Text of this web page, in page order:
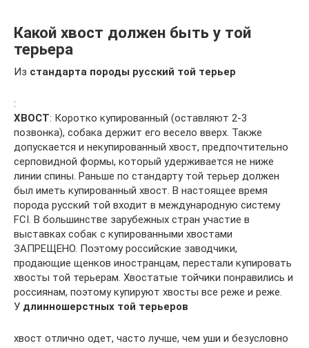
Какой хвост должен быть у той
терьера
Из стандарта породы русский той терьер
:
ХВОСТ: Коротко купированный (оставляют 2-3
позвонка), собака держит его весело вверх. Также
допускается и некупированный хвост, предпочтительно
серповидной формы, который удерживается не ниже
линии спины. Раньше по стандарту той терьер должен
был иметь купированный хвост. В настоящее время
порода русский той входит в международную систему
FCI. В большинстве зарубежных стран участие в
выставках собак с купированными хвостами
ЗАПРЕЩЕНО. Поэтому российские заводчики,
продающие щенков иностранцам, перестали купировать
хвосты той терьерам. Хвостатые тойчики понравились и
россиянам, поэтому купируют хвосты все реже и реже.
У длинношерстных той терьеров
хвост отлично одет, часто лучше, чем уши и безусловно